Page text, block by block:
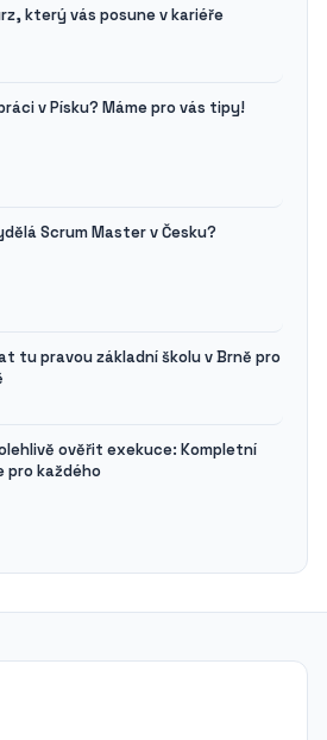
který vás posune v kariéře
v Písku? Máme pro vás tipy!
Scrum Master v Česku?
tu pravou základní školu v Brně pro
ověřit exekuce: Kompletní
pro každého